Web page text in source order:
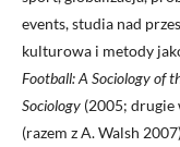
events, studia nad
kulturowa i metody
Football: A Sociology of
Sociology (2005; drugie
(razem z A. Walsh